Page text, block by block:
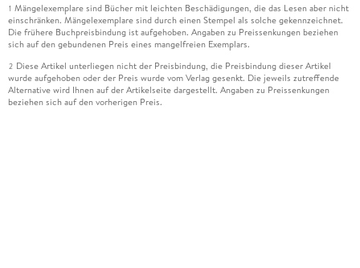
1 Mängelexemplare sind Bücher mit leichten Beschädigungen, die das Lesen aber nicht
einschränken. Mängelexemplare sind durch einen Stempel als solche gekennzeichnet.
Die frühere Buchpreisbindung ist aufgehoben. Angaben zu Preissenkungen beziehen
sich auf den gebundenen Preis eines mangelfreien Exemplars.
2 Diese Artikel unterliegen nicht der Preisbindung, die Preisbindung dieser Artikel
wurde aufgehoben oder der Preis wurde vom Verlag gesenkt. Die jeweils zutreffende
Alternative wird Ihnen auf der Artikelseite dargestellt. Angaben zu Preissenkungen
beziehen sich auf den vorherigen Preis.